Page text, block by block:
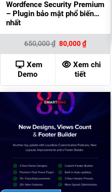
Wordfence Security Premium
– Plugin bảo mật phổ biến
nhất
650,000₫ Giá
gốc
là:
650,000 ₫.
80,000₫Giá
hiện
tại
là:
80,000 ₫.
Xem
Demo
Xem chi
tiết